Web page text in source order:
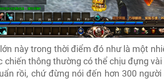
này trong thời điểm đó như là một
chiến thông thường có thể chịu đựng
rồi, chứ đừng nói đến hơn 300